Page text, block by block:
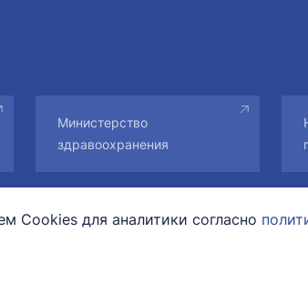
Министерство
здравоохранения
текстовой информации и
Cookies для аналитики согласно